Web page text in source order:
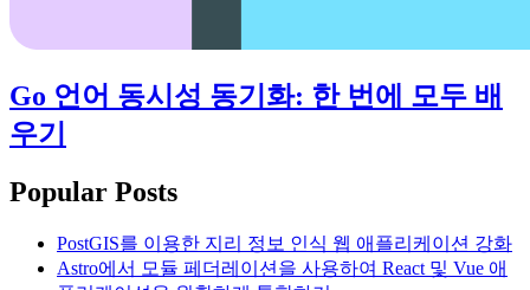
Go 언어 동시성 동기화: 한 번에 모두 배
우기
Popular Posts
PostGIS를 이용한 지리 정보 인식 웹 애플리케이션 강화
Astro에서 모듈 페더레이션을 사용하여 React 및 Vue 애